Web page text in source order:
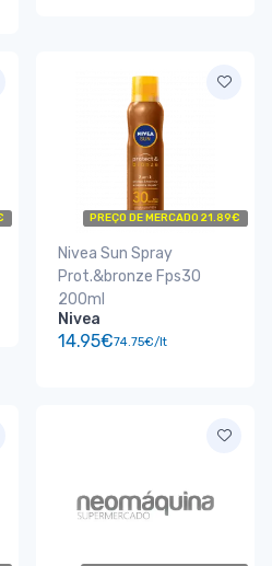
PREÇO DE MERCADO 21.89€
Nivea Sun Spray
Prot.&bronze Fps30
200ml
Nivea
14.95€74.75€/lt